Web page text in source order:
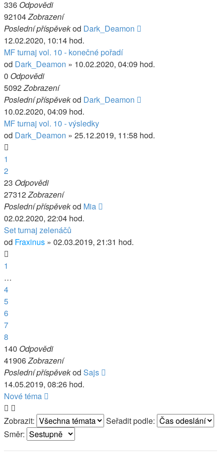
336 Odpovědi
92104Zobrazení
Poslední příspěvekod Dark_Deamon
12.02.2020, 10:14 hod.
MF turnaj vol. 10 - konečné pořadí
od Dark_Deamon » 10.02.2020, 04:09 hod.
0 Odpovědi
5092Zobrazení
Poslední příspěvekod Dark_Deamon
10.02.2020, 04:09 hod.
MF turnaj vol. 10 - výsledky
od Dark_Deamon » 25.12.2019, 11:58 hod.
1
2
23 Odpovědi
27312Zobrazení
Poslední příspěvekod Mia
02.02.2020, 22:04 hod.
Set turnaj zelenáčů
od Fraxinus » 02.03.2019, 21:31 hod.
1
…
4
5
6
7
8
140 Odpovědi
41906Zobrazení
Poslední příspěvekod Sajs
14.05.2019, 08:26 hod.
Nové téma
Zobrazit:
Seřadit podle:
Směr: